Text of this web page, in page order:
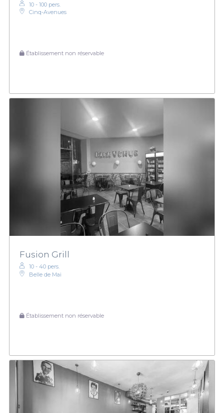
10 - 100 pers.
Cinq-Avenues
Établissement non réservable
Fusion Grill
10 - 40 pers.
Belle de Mai
Établissement non réservable